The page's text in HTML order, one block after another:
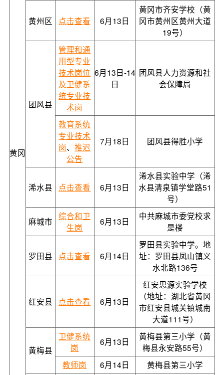
黄冈
黄州区 点击查看 6月13日
黄冈市齐安学校（黄
冈市黄州区黄州大道
19号）
团风县
管理和通
用型专业
技术岗位
及卫健系
统专业技
术岗
6月13日-14
日
团风县人力资源和社
会保障局
教育系统
专业技术
岗、推迟
公告
7月18日 团风县得胜小学
浠水县 点击查看 6月13日
浠水县实验中学（浠
水县清泉镇学堂路51
号）
麻城市
综合和卫
生岗
6月13日
中共麻城市委党校求
是楼
罗田县 点击查看 6月14日
罗田县实验中学。地
址：罗田县凤山镇义
水北路136号
红安县 点击查看 6月13日
红安思源实验学校
（地址：湖北省黄冈
市红安县城关镇城南
大道111号）
黄梅县
卫健系统
岗
6月13日
黄梅县第三小学（黄
梅县永安路55号）
教师岗
6月14日 黄梅县第三小学